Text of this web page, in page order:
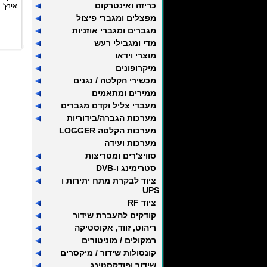
כריזה ואינטרקום
מפצלים ומגברי פיצול
מגברים ומגברי אוזניות
מדי ומגבילי רעש
מוצרי וידאו
מיקרופונים
מכשירי הקלטה / נגנים
ממירים ומתאמים
מעבדי צליל וקדם מגברים
מערכות הגברה/בידוריות
מערכות הקלטה LOGGER
מערכות ועידה
סוויצ'רים ומטריצות
סטרימינג ו-DVB
ציוד לבקרת מתח יתירות ו
UPS
ציוד RF
קודקים להעברת שידור
ריהוט, זווד, אקוסטיקה
רמקולים / מוניטורים
קונסולות שידור / מיקסרים
אינץ'